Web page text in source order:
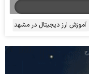
آموزش ارز دیجیتال در مشهد